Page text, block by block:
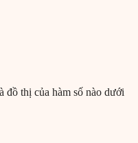
thị của hàm số nào dưới